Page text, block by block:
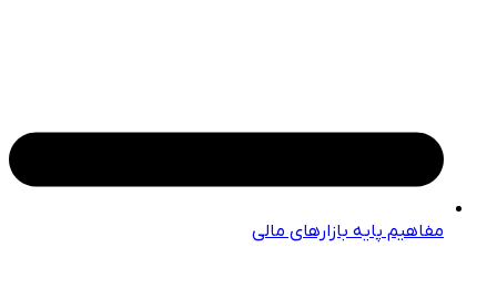
مفاهیم پایه بازارهای مالی